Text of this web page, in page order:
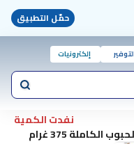
حمّل التطبيق
التوفير إلكترونيات
نفدت الكمية
375 غرام